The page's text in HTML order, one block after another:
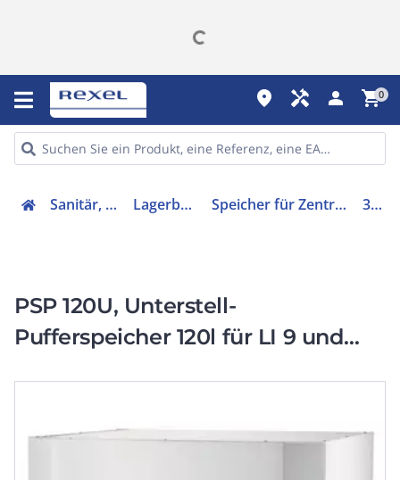
place handyman person shopping_cart0
Sanitär, Heizung, Klima Lagerbehälter/-Tanks Speicher für Zentralheizung/Wärmepumpe 378610
PSP 120U, Unterstell-
Pufferspeicher 120l für LI 9 und